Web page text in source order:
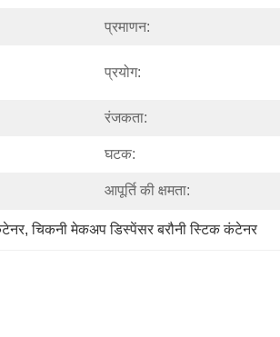
प्रमाणन:
प्रयोग:
रंजकता:
घटक:
आपूर्ति की क्षमता:
, चिकनी मेकअप डिस्पेंसर बरौनी स्टिक कंटेनर